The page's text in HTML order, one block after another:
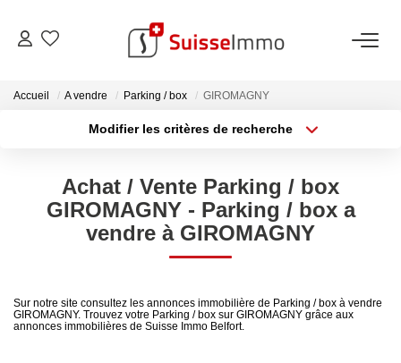
ACHETER
Découvrez Nos Biens À La Vente
Confiez-Nous La Recherche De Votre Bien À L'achat
VENDRE
Estimer Votre Bien En Ligne
Consultez Les Avis Clients
Accueil A vendre Parking / box GIROMAGNY
Modifier les critères de recherche
Sélectionnez...
Type de bien
Surface min
Achat / Vente Parking / box
GIROMAGNY - Parking / box a
vendre à GIROMAGNY
Sur notre site consultez les annonces immobilière de Parking / box à vendre
GIROMAGNY. Trouvez votre Parking / box sur GIROMAGNY grâce aux
annonces immobilières de Suisse Immo Belfort.